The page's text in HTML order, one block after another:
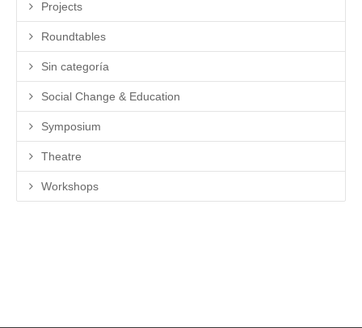
Projects
Roundtables
Sin categoría
Social Change & Education
Symposium
Theatre
Workshops